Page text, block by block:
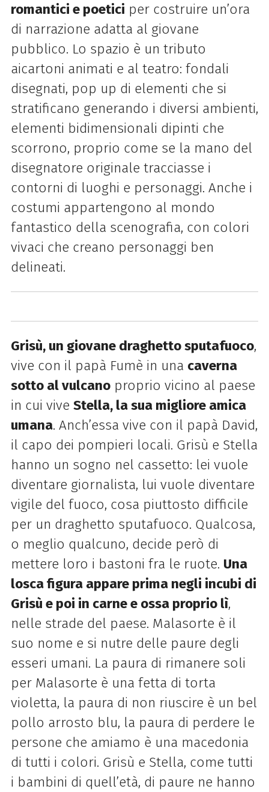
romantici e poetici per costruire un’ora
di narrazione adatta al giovane
pubblico. Lo spazio è un tributo
aicartoni animati e al teatro: fondali
disegnati, pop up di elementi che si
stratificano generando i diversi ambienti,
elementi bidimensionali dipinti che
scorrono, proprio come se la mano del
disegnatore originale tracciasse i
contorni di luoghi e personaggi. Anche i
costumi appartengono al mondo
fantastico della scenografia, con colori
vivaci che creano personaggi ben
delineati.
Grisù, un giovane draghetto sputafuoco,
vive con il papà Fumè in una caverna
sotto al vulcano proprio vicino al paese
in cui vive Stella, la sua migliore amica
umana. Anch’essa vive con il papà David,
il capo dei pompieri locali. Grisù e Stella
hanno un sogno nel cassetto: lei vuole
diventare giornalista, lui vuole diventare
vigile del fuoco, cosa piuttosto difficile
per un draghetto sputafuoco. Qualcosa,
o meglio qualcuno, decide però di
mettere loro i bastoni fra le ruote. Una
losca figura appare prima negli incubi di
Grisù e poi in carne e ossa proprio lì,
nelle strade del paese. Malasorte è il
suo nome e si nutre delle paure degli
esseri umani. La paura di rimanere soli
per Malasorte è una fetta di torta
violetta, la paura di non riuscire è un bel
pollo arrosto blu, la paura di perdere le
persone che amiamo è una macedonia
di tutti i colori. Grisù e Stella, come tutti
i bambini di quell’età, di paure ne hanno